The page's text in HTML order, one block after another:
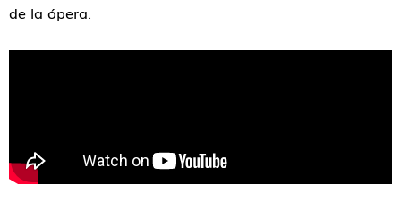
de la ópera.